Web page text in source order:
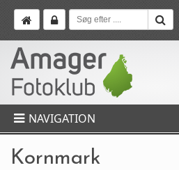
NAVIGATION
Kornmark